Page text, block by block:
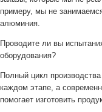
примеру, мы не
алюминия.
Проводите ли вы
оборудования?
Полный цикл
каждом этапе, а
помогает изготовить